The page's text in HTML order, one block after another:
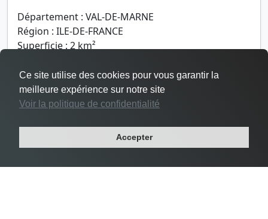
Département : VAL-DE-MARNE
Région : ILE-DE-FRANCE
Superficie : 2 km²
Ce site utilise des cookies pour vous garantir la
meilleure expérience sur notre site
Voir la politique de confidentialité
Accepter